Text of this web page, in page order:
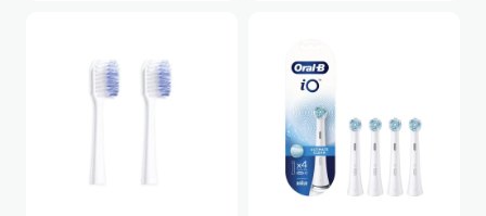
Ne, ačiū.. Mokėsiu pilną kainą.